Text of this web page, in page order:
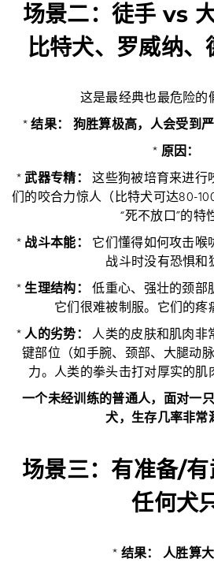
场景二：徒手 vs
比特犬、罗威纳、
这是最经典也最危险的
*结果： 狗胜算极高，人会受到
*原因：
*武器专精： 这些狗被培育来进行
们的咬合力惊人（比特犬可达80-
“死不放口”的特
*战斗本能： 它们懂得如何攻击喉
战斗时没有恐惧和
*生理结构： 低重心、强壮的颈部
它们很难被制服。它们的疼
*人的劣势： 人类的皮肤和肌肉
键部位（如手腕、颈部、大腿动
力。人类的拳头击打对厚实的肌
一个未经训练的普通人，面对一
犬，生存几率非常
场景三：有准备/
任何犬
*结果： 人胜算大